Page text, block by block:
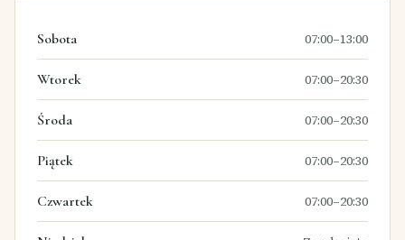
Sobota 07:00–13:00
Wtorek 07:00–20:30
Środa 07:00–20:30
Piątek 07:00–20:30
Czwartek 07:00–20:30